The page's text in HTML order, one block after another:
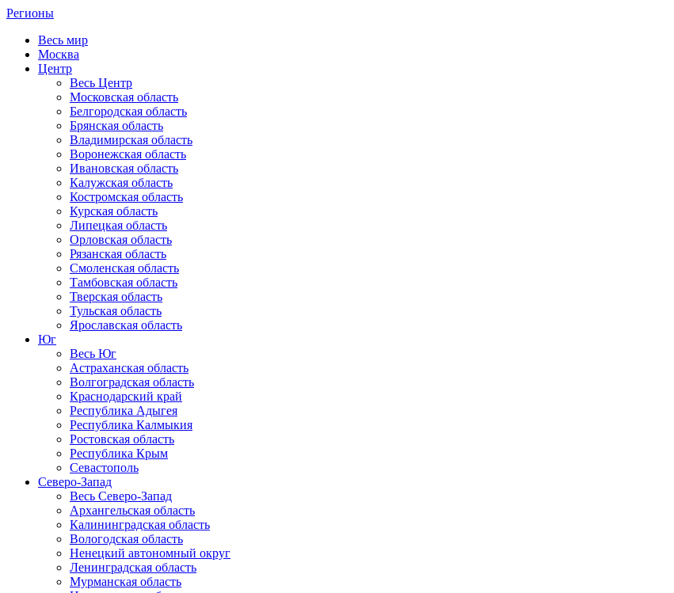
Регионы
Весь мир
Москва
Центр
Весь Центр
Московская область
Белгородская область
Брянская область
Владимирская область
Воронежская область
Ивановская область
Калужская область
Костромская область
Курская область
Липецкая область
Орловская область
Рязанская область
Смоленская область
Тамбовская область
Тверская область
Тульская область
Ярославская область
Юг
Весь Юг
Астраханская область
Волгоградская область
Краснодарский край
Республика Адыгея
Республика Калмыкия
Ростовская область
Республика Крым
Севастополь
Северо-Запад
Весь Северо-Запад
Архангельская область
Калининградская область
Вологодская область
Ненецкий автономный округ
Ленинградская область
Мурманская область